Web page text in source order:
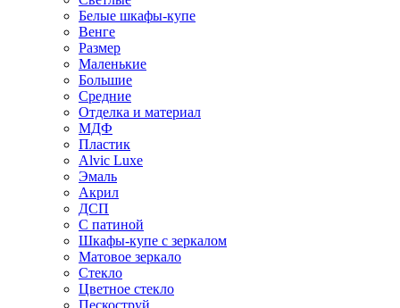
Белые шкафы-купе
Венге
Размер
Маленькие
Большие
Средние
Отделка и материал
МДФ
Пластик
Alvic Luxe
Эмаль
Акрил
ДСП
С патиной
Шкафы-купе с зеркалом
Матовое зеркало
Стекло
Цветное стекло
Пескоструй